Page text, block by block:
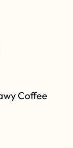
Coffee